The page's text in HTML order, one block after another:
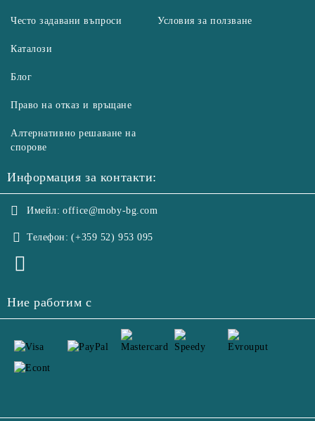
Често задавани въпроси Условия за ползване
Каталози
Блог
Право на отказ и връщане
Алтернативно решаване на
спорове
Информация за контакти:
Имейл: office@moby-bg.com
Телефон: (+359 52) 953 095
Ние работим с